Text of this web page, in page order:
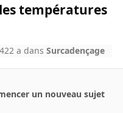
températures
22 a dansSurcadençage
un nouveau sujet